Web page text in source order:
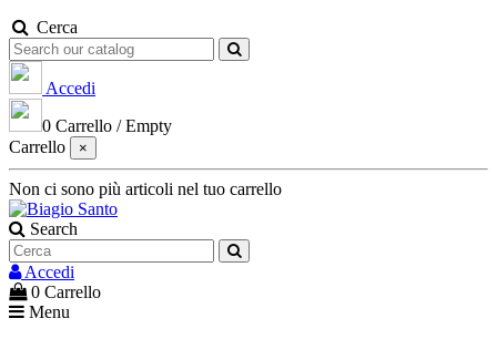
Cerca
Accedi
0 Carrello /Empty
Carrello
×
Non ci sono più articoli nel tuo carrello
Search
Accedi
0 Carrello
Menu